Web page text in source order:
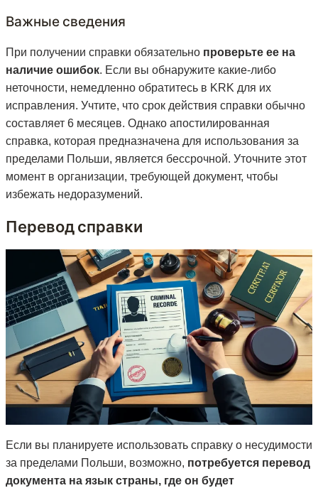
Важные сведения
При получении справки обязательно проверьте ее на
наличие ошибок. Если вы обнаружите какие-либо
неточности, немедленно обратитесь в KRK для их
исправления. Учтите, что срок действия справки обычно
составляет 6 месяцев. Однако апостилированная
справка, которая предназначена для использования за
пределами Польши, является бессрочной. Уточните этот
момент в организации, требующей документ, чтобы
избежать недоразумений.
Перевод справки
Если вы планируете использовать справку о несудимости
за пределами Польши, возможно, потребуется перевод
документа на язык страны, где он будет